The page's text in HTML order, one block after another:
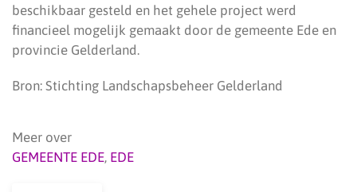
beschikbaar gesteld en het gehele project werd
financieel mogelijk gemaakt door de gemeente Ede en
provincie Gelderland.
Bron: Stichting Landschapsbeheer Gelderland
Meer over
GEMEENTE EDE, EDE